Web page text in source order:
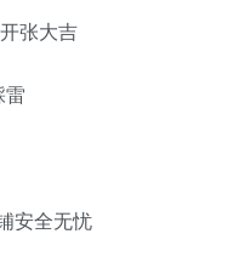
张大吉
雷
安全无忧